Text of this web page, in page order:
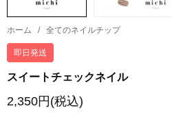
ホーム / 全てのネイルチップ
即日発送
スイートチェックネイル
2,350円(税込)